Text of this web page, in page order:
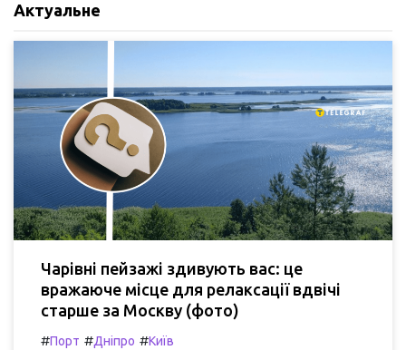
Актуальне
Чарівні пейзажі здивують вас: це
вражаюче місце для релаксації вдвічі
старше за Москву (фото)
#Порт #Дніпро #Київ